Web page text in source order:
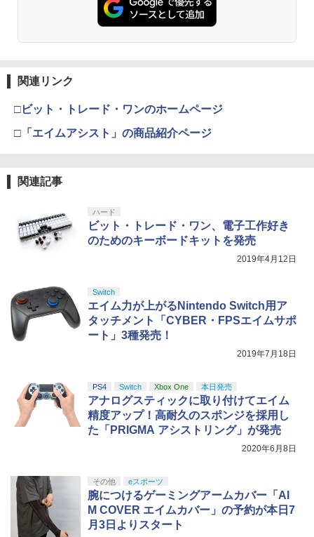
関連リンク
□ビット・トレード・ワンのホームページ
□「エイムアシスト」の商品紹介ページ
関連記事
ハード
ビット・トレード・ワン、電子工作好き
のためのキーボードキットを発売
2019年4月12日
Switch
エイム力が上がるNintendo Switch用ア
タッチメント「CYBER・FPSエイムサポ
ート」3種発売！
2019年7月18日
PS4 Switch Xbox One 本日発売
アナログスティックに取り付けてエイム
精度アップ！高耐久のスポンジを採用し
た「PRIGMA アシストリング」が発売
2020年6月8日
その他 eスポーツ
腕につけるゲーミングアームカバー「AI
M COVER エイムカバー」の予約が本日7
月3日よりスタート